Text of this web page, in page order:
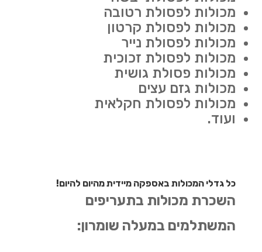
מכולות לפסולת רטובה
מכולות לפסולת קרטון
מכולות לפסולת נייר
מכולות לפסולת זכוכית
מכולות פסולת גושית
מכולות גזם עצים
מכולות לפסולת חקלאית
ועוד.
כל גדלי המכולות באספקה מיידית מהיום להיום!
השכרת מכולות בתעריפים
המשתלמים במעלה שומרון: